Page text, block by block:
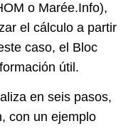
o Marée.Info),
el cálculo a partir
caso, el Bloc
útil.
en seis pasos,
con un ejemplo